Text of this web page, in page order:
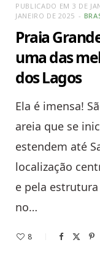
PUBLICADO EM 3 DE
JANEIRO DE 2025
Praia
uma das
dos Lagos
Ela é imensa!
areia que se
estendem até
localização
e pela
no…
8